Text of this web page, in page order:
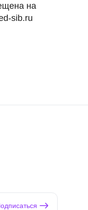
на
sib.ru